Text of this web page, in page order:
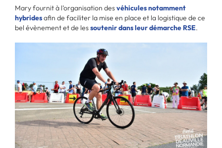
Mary fournit à l’organisation desvéhicules notamment
hybridesafin de faciliter la mise en place et la logistique de ce
bel évènement et de lessoutenir dans leur démarche RSE.